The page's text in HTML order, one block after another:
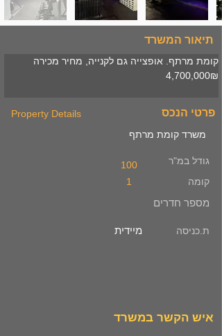
תיאור המשרד
קומת מרתף. אופצייה גם לקנייה, מחיר מכירה
4,700,000₪
Property Details פרטי הנכס
משרד קומת מרתף
גודל במ"ר
100
קומה
מספר חדרים
1
מיידית ת.כניסה
איש הקשר במשרד